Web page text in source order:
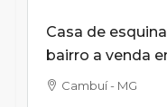
Casa de
bairro a venda
Cambuí - MG